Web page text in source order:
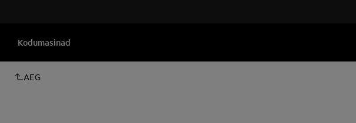
Kodumasinad
AEG